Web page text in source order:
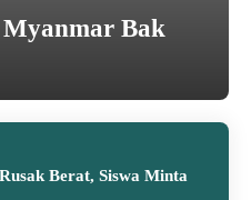
Bak
Berat, Siswa Minta